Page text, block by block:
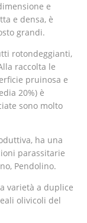
e
e densa, è
grandi.
rotondeggianti,
raccolta le
pruinosa e
20%) è
sono molto
ha una
parassitarie
Pendolino.
varietà a duplice
olivicoli del